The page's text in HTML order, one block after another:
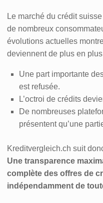
Le marché du crédit
de nombreux
évolutions actuelles
deviennent de plus en
Une part importante
est refusée.
L’octroi de crédits
De nombreuses
présentent qu’une
Kreditvergleich.ch suit
Une transparence
complète des offres de
indépendamment de